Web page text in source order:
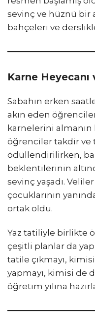
sevinç ve hüznü bir
bahçeleri ve
Karne Heyecanı
Sabahın erken
akın eden
karnelerini almanın
öğrenciler takdir ve
ödüllendirilirken,
beklentilerinin
sevinç yaşadı.
çocuklarının
ortak oldu.
Yaz tatiliyle birlikte
çeşitli planlar da
tatile çıkmayı,
yapmayı, kimisi de
öğretim yılına